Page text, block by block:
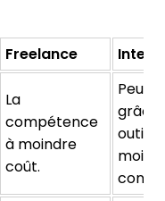
Freelance
La
compétence
à moindre
coût.
Peut
grâce
outils
moins